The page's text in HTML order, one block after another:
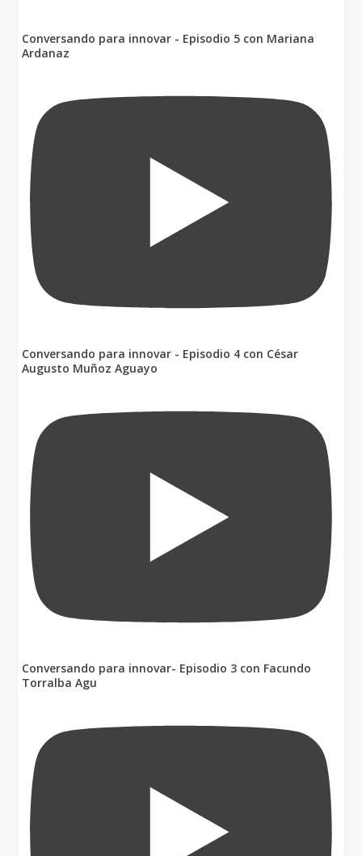
Conversando para innovar - Episodio 5 con Mariana
Ardanaz
Conversando para innovar - Episodio 4 con César
Augusto Muñoz Aguayo
Conversando para innovar- Episodio 3 con Facundo
Torralba Agu